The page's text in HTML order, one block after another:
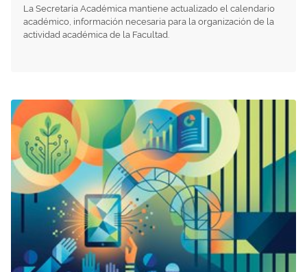
La Secretaría Académica mantiene actualizado el calendario
académico, información necesaria para la organización de la
actividad académica de la Facultad.